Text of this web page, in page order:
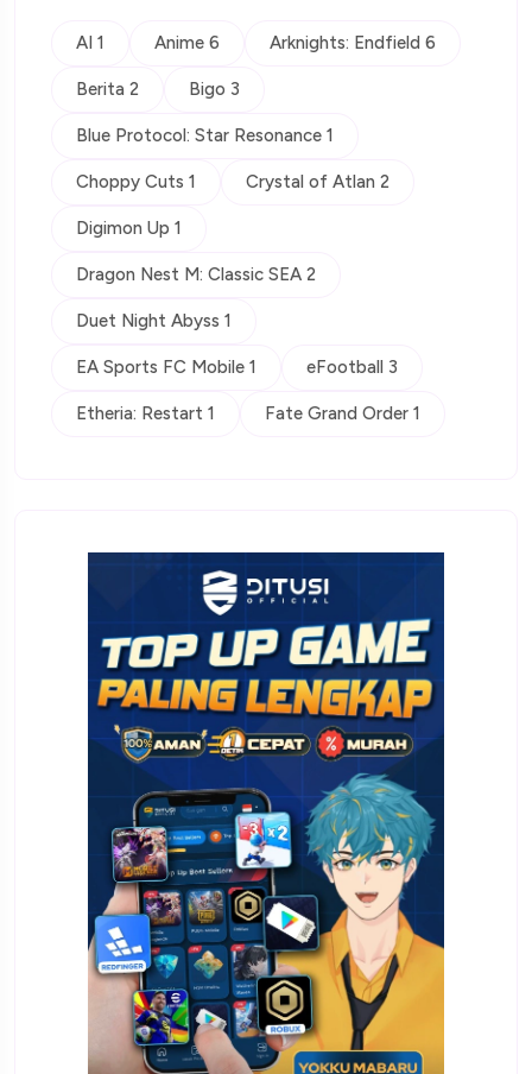
AI 1 Anime 6 Arknights: Endfield 6
Berita 2 Bigo 3
Blue Protocol: Star Resonance 1
Choppy Cuts 1 Crystal of Atlan 2
Digimon Up 1
Dragon Nest M: Classic SEA 2
Duet Night Abyss 1
EA Sports FC Mobile 1 eFootball 3
Etheria: Restart 1 Fate Grand Order 1